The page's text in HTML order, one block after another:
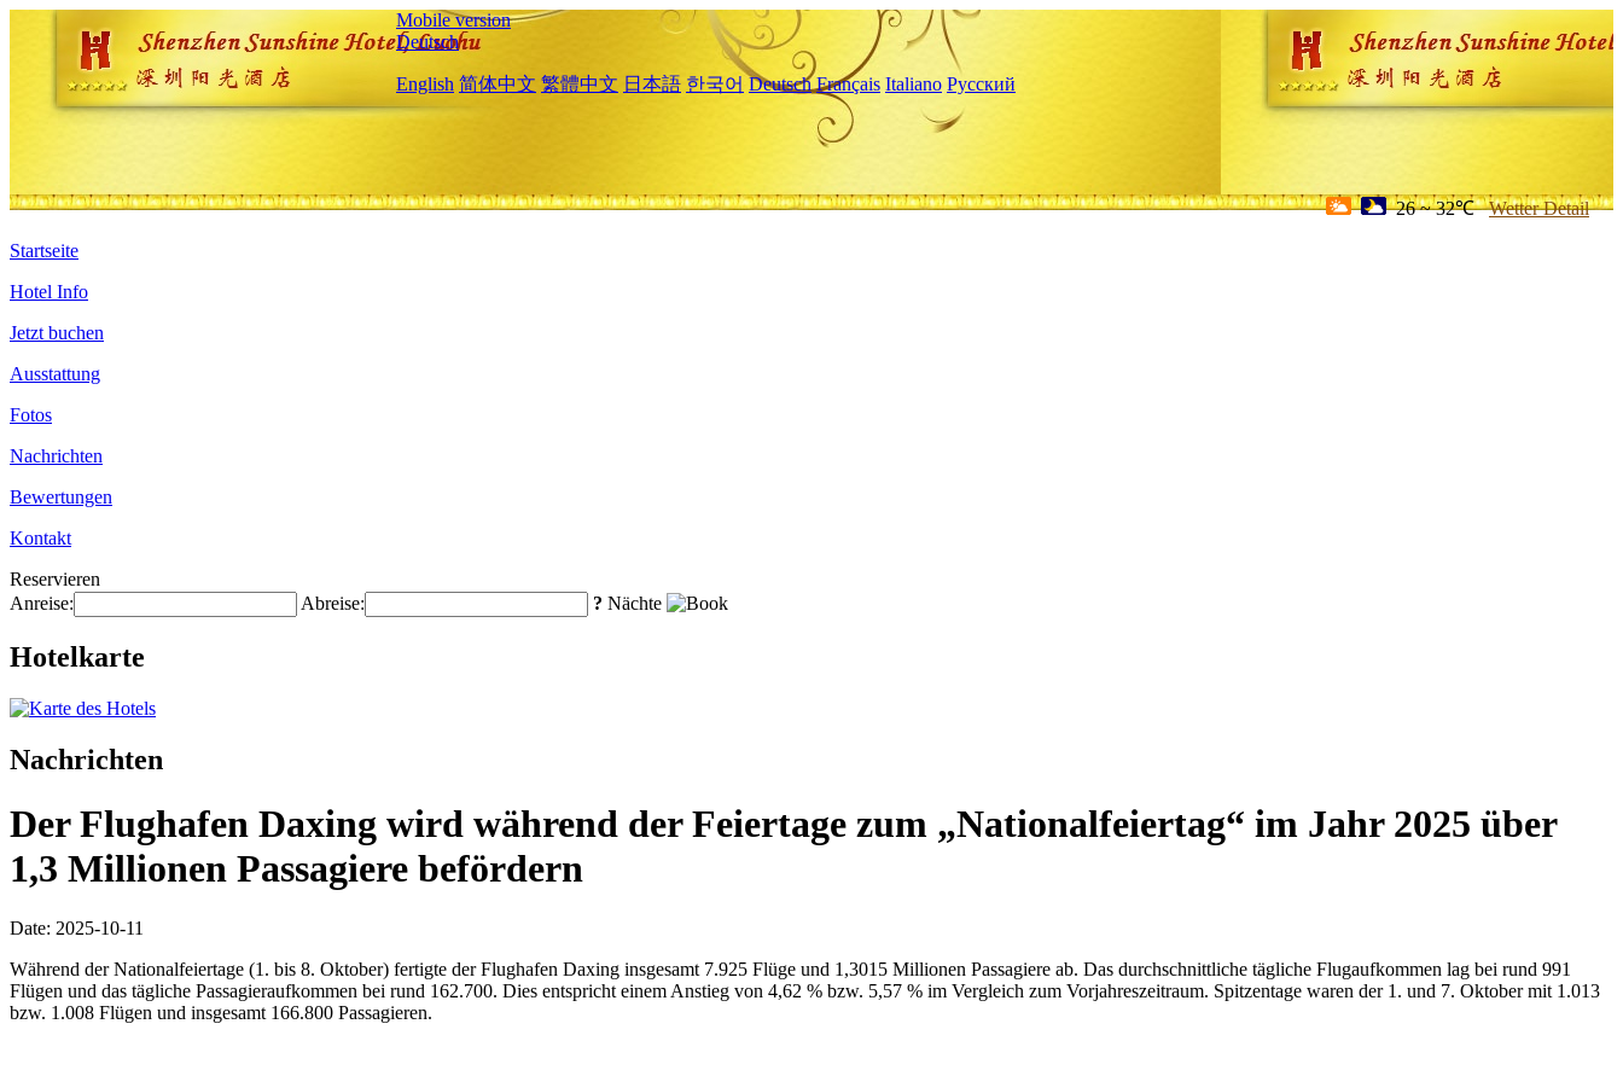
Mobile version
Deutsch
English 简体中文 繁體中文 日本語 한국어 Deutsch Français Italiano Русский
26 ~ 32℃ Wetter Detail
Startseite
Hotel Info
Jetzt buchen
Ausstattung
Fotos
Nachrichten
Bewertungen
Kontakt
Reservieren
Anreise:
Abreise: ? Nächte
Hotelkarte
Nachrichten
Der Flughafen Daxing wird während der Feiertage zum „Nationalfeiertag“ im Jahr 2025 über
1,3 Millionen Passagiere befördern
Date: 2025-10-11
Während der Nationalfeiertage (1. bis 8. Oktober) fertigte der Flughafen Daxing insgesamt 7.925 Flüge und 1,3015 Millionen Passagiere ab. Das durchschnittliche tägliche Flugaufkommen lag bei rund 991
Flügen und das tägliche Passagieraufkommen bei rund 162.700. Dies entspricht einem Anstieg von 4,62 % bzw. 5,57 % im Vergleich zum Vorjahreszeitraum. Spitzentage waren der 1. und 7. Oktober mit 1.013
bzw. 1.008 Flügen und insgesamt 166.800 Passagieren.